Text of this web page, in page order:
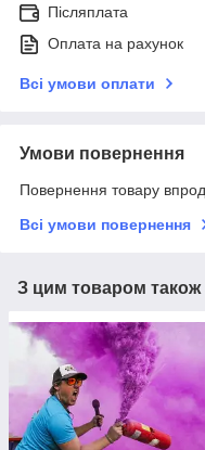
Післяплата
Оплата на рахунок
Всі умови оплати
Умови повернення
Повернення товару
Всі умови повернення
З цим товаром